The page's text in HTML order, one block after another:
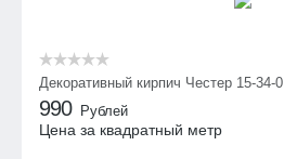
Декоративный кирпич Честер 15-34-0
990 Рублей
Цена за квадратный метр